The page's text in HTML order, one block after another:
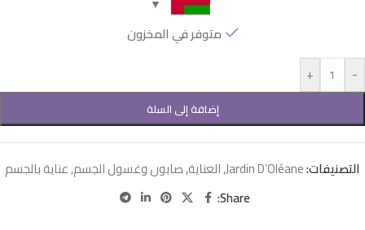
متوفر في المخزون
-
+
إضافة إلى السلة
التصنيفات:Jardin D’Oléane
,العناية,صابون وغسول الجسم,عناية بالجسم
Share: